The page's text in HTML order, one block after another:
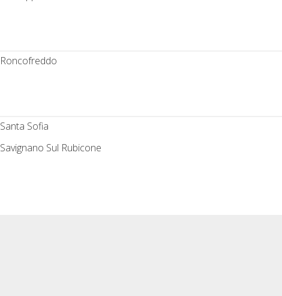
Roncofreddo
Santa Sofia
Savignano Sul Rubicone